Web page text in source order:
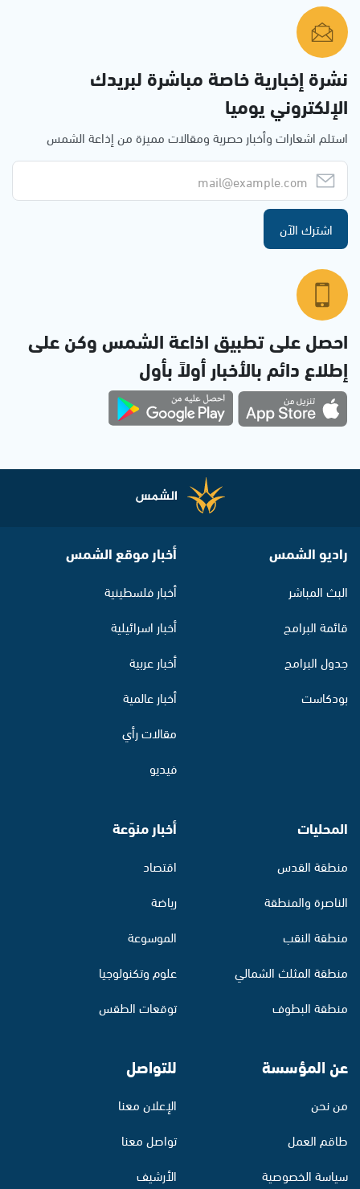
نشرة إخبارية خاصة مباشرة لبريدك
الإلكتروني يوميا
استلم اشعارات وأخبار حصرية ومقالات مميزة من إذاعة الشمس
اشترك الآن
احصل على تطبيق اذاعة الشمس وكن على
إطلاع دائم بالأخبار أولاً بأول
راديو الشمس
البث المباشر
قائمة البرامج
جدول البرامج
بودكاست
أخبار موقع الشمس
أخبار فلسطينية
أخبار اسرائيلية
أخبار عربية
أخبار عالمية
مقالات رأي
فيديو
المحليات
منطقة القدس
الناصرة والمنطقة
منطقة النقب
منطقة المثلث الشمالي
منطقة البطوف
أخبار منوّعة
اقتصاد
رياضة
الموسوعة
علوم وتكنولوجيا
توقعات الطقس
عن المؤسسة
من نحن
طاقم العمل
سياسة الخصوصية
للتواصل
الإعلان معنا
تواصل معنا
الأرشيف